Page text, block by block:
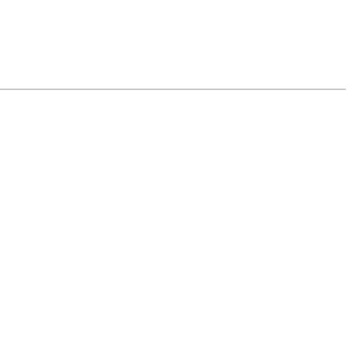
Vipps, Klarna och Google Pay.
debiteras kortet/fakturan.